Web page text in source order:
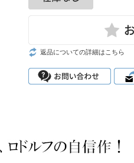
返品についての詳細はこちら